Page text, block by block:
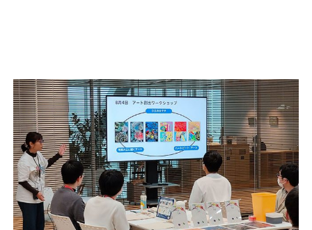
#エンタメ業界のちょっといい話
#サステナブルな取り組み #スタッフが語る
#リクルート